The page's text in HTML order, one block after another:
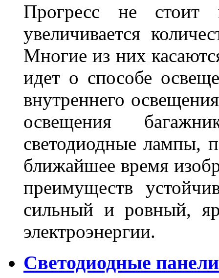
Прогресс не
увеличивается
Многие из них
идет о способе
внутреннего
освещения
светодиодные лампы,
ближайшее время
преимуществ
сильный и ровный,
электроэнергии.
Светодиодные